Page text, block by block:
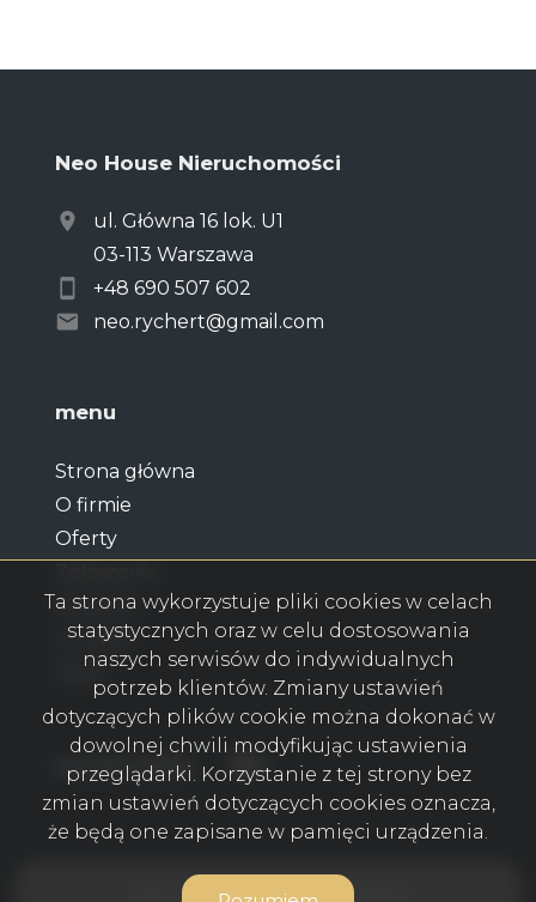
Neo House Nieruchomości
ul. Główna 16 lok. U1
03-113 Warszawa
+48 690 507 602
neo.rychert@gmail.com
menu
Strona główna
O firmie
Oferty
Notatnik
Kontakt
Rodo
social media Facebook
Facebook
Neo House Nieruchomości © 2026
Ta strona wykorzystuje pliki cookies w celach
statystycznych oraz w celu dostosowania
naszych serwisów do indywidualnych
potrzeb klientów. Zmiany ustawień
dotyczących plików cookie można dokonać w
dowolnej chwili modyfikując ustawienia
przeglądarki. Korzystanie z tej strony bez
zmian ustawień dotyczących cookies oznacza,
że będą one zapisane w pamięci urządzenia.